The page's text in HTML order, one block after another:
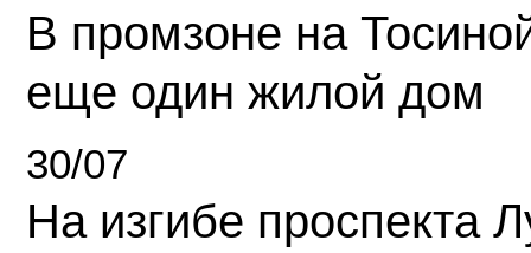
В промзоне на
еще один жилой дом
30/07
На изгибе проспекта